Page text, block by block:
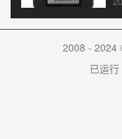
2008 - 2024
已运行